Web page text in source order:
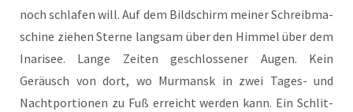
noch schla­fen will. Auf dem Bild­schirm mei­ner Schreib­ma­
schi­ne zie­hen Ster­ne lang­sam über den Him­mel über dem
Ina­ri­see. Lan­ge Zei­ten geschlos­se­ner Augen. Kein
Geräusch von dort, wo Mur­mansk in zwei Tages- und
Nacht­por­tio­nen zu Fuß erreicht wer­den kann. Ein Schlit­